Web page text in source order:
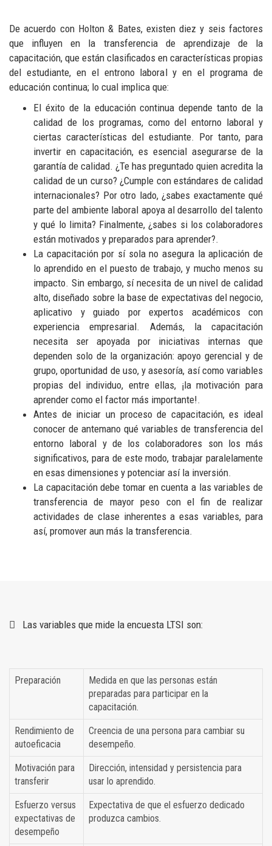
De acuerdo con Holton & Bates, existen diez y seis factores
que influyen en la transferencia de aprendizaje de la
capacitación, que están clasificados en características propias
del estudiante, en el entrono laboral y en el programa de
educación continua; lo cual implica que:
El éxito de la educación continua depende tanto de la
calidad de los programas, como del entorno laboral y
ciertas características del estudiante. Por tanto, para
invertir en capacitación, es esencial asegurarse de la
garantía de calidad. ¿Te has preguntado quien acredita la
calidad de un curso? ¿Cumple con estándares de calidad
internacionales? Por otro lado, ¿sabes exactamente qué
parte del ambiente laboral apoya al desarrollo del talento
y qué lo limita? Finalmente, ¿sabes si los colaboradores
están motivados y preparados para aprender?.
La capacitación por sí sola no asegura la aplicación de
lo aprendido en el puesto de trabajo, y mucho menos su
impacto. Sin embargo, sí necesita de un nivel de calidad
alto, diseñado sobre la base de expectativas del negocio,
aplicativo y guiado por expertos académicos con
experiencia empresarial. Además, la capacitación
necesita ser apoyada por iniciativas internas que
dependen solo de la organización: apoyo gerencial y de
grupo, oportunidad de uso, y asesoría, así como variables
propias del individuo, entre ellas, ¡la motivación para
aprender como el factor más importante!.
Antes de iniciar un proceso de capacitación, es ideal
conocer de antemano qué variables de transferencia del
entorno laboral y de los colaboradores son los más
significativos, para de este modo, trabajar paralelamente
en esas dimensiones y potenciar así la inversión.
La capacitación debe tomar en cuenta a las variables de
transferencia de mayor peso con el fin de realizar
actividades de clase inherentes a esas variables, para
así, promover aun más la transferencia.
Las variables que mide la encuesta LTSI son:
Preparación
Medida en que las personas están
preparadas para participar en la
capacitación.
Rendimiento de
autoeficacia
Creencia de una persona para cambiar su
desempeño.
Motivación para
transferir
Dirección, intensidad y persistencia para
usar lo aprendido.
Esfuerzo versus
expectativas de
desempeño
Expectativa de que el esfuerzo dedicado
produzca cambios.